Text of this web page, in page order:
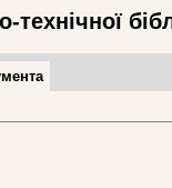
технічної